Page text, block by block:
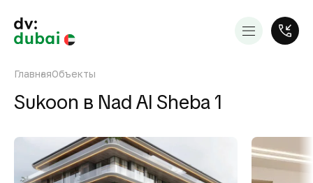
ГлавнаяОбъекты
Sukoon в Nad Al Sheba 1